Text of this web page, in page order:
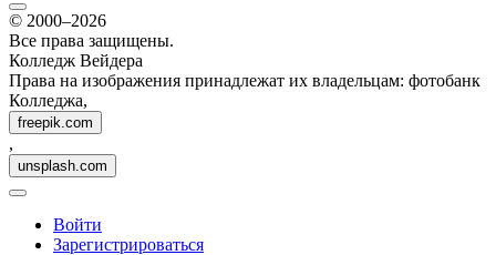
© 2000–2026
Все права защищены.
Колледж Вейдера
Права на изображения принадлежат их владельцам: фотобанк
Колледжа,
freepik.com
,
unsplash.com
Войти
Зарегистрироваться